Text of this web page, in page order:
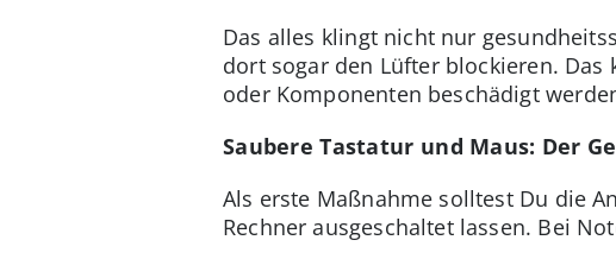
Das alles klingt nicht nur
dort sogar den Lüfter blockieren.
oder Komponenten beschädigt
Saubere Tastatur und Maus: Der
Als erste Maßnahme solltest Du die
Rechner ausgeschaltet lassen. Bei